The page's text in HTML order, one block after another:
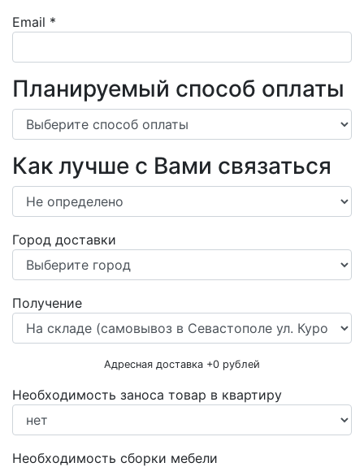
Email *
Планируемый способ оплаты
Как лучше с Вами связаться
Город доставки
Получение
Адресная доставка +0 рублей
Необходимость заноса товар в квартиру
Необходимость сборки мебели